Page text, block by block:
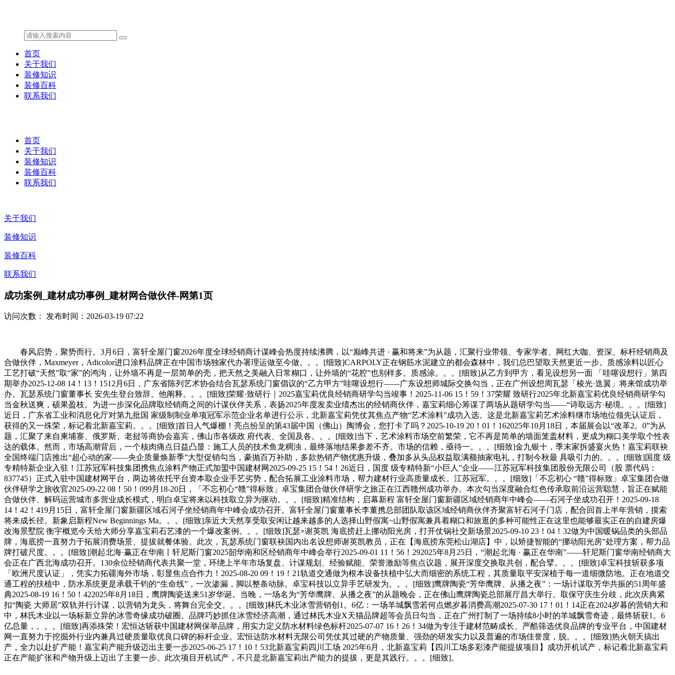
首页
关于我们
装修知识
装修百科
联系我们
首页
关于我们
装修知识
装修百科
联系我们
关于我们
装修知识
装修百科
联系我们
成功案例_建材成功事例_建材网合做伙伴-网第1页
访问次数： 发布时间：2026-03-19 07:22
春风启势，聚势而行。3月6日，富轩全屋门窗2026年度全球经销商计谋峰会热度持续沸腾，以“巅峰共进 · 赢和将来”为从题，汇聚行业带领、专家学者、网红大咖、资深、标杆经销商及
合做伙伴，Maxmeyer，Adicolor进口涂料品牌正在中国市场独家代办署理运做至今做。。。[细致]CARPOLY正在钢筋水泥建立的都会森林中，我们总巴望取天然更近一步。质感涂料以匠心
工艺打破“天然”取“家”的鸿沟，让外墙不再是一层简单的壳，把天然之美融入日常糊口，让外墙的“花腔”也别样多。质感涂。。。[细致]从乙方到甲方，看见设想另一面 「哇噻设想行」第四
期举办2025-12-08 14！13！1512月6日，广东省陈列艺术协会结合瓦瑟系统门窗倡议的“乙方甲方”哇噻设想行——广东设想师城际交换勾当，正在广州设想周瓦瑟「棱光·迭翼」将来馆成功举
办。瓦瑟系统门窗董事长 安先生登台致辞。他阐释。。。[细致]荣耀·致研行｜2025嘉宝莉优良经销商研学勾当竣事！2025-11-06 15！59！37荣耀 致研行2025年北新嘉宝莉优良经销商研学勾
当金秋送爽，硕果盈枝。为进一步深化品牌取经销商之间的计谋伙伴关系，表扬2025年度发卖业绩杰出的经销商伙伴，嘉宝莉细心筹谋了两场从题研学勾当——“诗取远方·秘境。。。[细致]
近日，广东省工业和消息化厅对第九批国 家级制制业单项冠军示范企业名单进行公示，北新嘉宝莉凭仗其焦点产物“艺术涂料”成功入选。这是北新嘉宝莉艺术涂料继市场地位领先认证后，
获得的又一殊荣，标记着北新嘉宝莉。。。[细致]首日人气爆棚！亮点纷呈的第43届中国（佛山）陶博会，您打卡了吗？2025-10-19 20！01！162025年10月18日，本届展会以“改革2。0”为从
题，汇聚了来自柬埔寨、俄罗斯、老挝等商协会嘉宾，佛山市各级政 府代表、全国及各。。。[细致]当下，艺术涂料市场空前繁荣，它不再是简单的墙面笼盖材料，更成为糊口美学取个性表
达的载体。然而，市场高潮背后，一个核肉痛点日益凸显：施工人员的技术鱼龙稠浊，最终落地结果参差不齐。市场的信赖，亟待一。。。[细致]金九银十，季末家拆盛宴火热！嘉宝莉联袂
全国终端门店推出“超心动的家——央企质量焕新季”大型促销勾当，豪抛百万补助，多款热销产物优惠升级，叠加多从头品权益取满额抽家电礼，打制今秋最 具吸引力的。。。[细致]国度 级
专精特新企业入驻！江苏冠军科技集团携焦点涂料产物正式加盟中国建材网2025-09-25 15！54！26近日，国度 级专精特新“小巨人”企业——江苏冠军科技集团股份无限公司（股 票代码：
837745）正式入驻中国建材网平台，两边将依托平台资本取企业手艺劣势，配合拓展工业涂料市场，帮力建材行业高质量成长。江苏冠军。。。[细致]「不忘初心 “赣”得标致」卓宝集团合做
伙伴研学之旅收官2025-09-22 08！50！099月18-20日，「不忘初心“赣”得标致」卓宝集团合做伙伴研学之旅正在江西赣州成功举办。本次勾当深度融合红色传承取前沿运营聪慧，旨正在赋能
合做伙伴、解码运营城市多营业成长模式，明白卓宝将来以科技取立异为驱动。。。[细致]精准结构，启幕新程 富轩全屋门窗新疆区域经销商年中峰会——石河子坐成功召开！2025-09-18
14！42！419月15日，富轩全屋门窗新疆区域石河子坐经销商年中峰会成功召开。富轩全屋门窗董事长李董携总部团队取该区域经销商伙伴齐聚富轩石河子门店，配合回首上半年营销，摸索
将来成长径。新象启新程New Beginnings Ma。。。[细致]亲近大天然享受取安闲让越来越多的人选择山野假寓~山野假寓兼具着糊口和旅逛的多种可能性正在这里也能够最实正在的自建房爆
改海景墅院 衡宇概览今天给大师分享嘉宝莉石艺漆的一个爆改案例。。。[细致]瓦瑟×谢英凯 海底捞赶上挪动阳光房，打开仗锅社交新场景2025-09-10 23！04！32做为中国暖锅品类的头部品
牌，海底捞一直努力于拓展消费场景、提拔就餐体验。此次，瓦瑟系统门窗联袂国内出名设想师谢英凯教员，正在【海底捞东莞松山湖店】中，以矫捷智能的“挪动阳光房”处理方案，帮力品
牌打破尺度。。。[细致]潮起北海·赢正在华南丨轩尼斯门窗2025韶华南和区经销商年中峰会举行2025-09-01 11！56！292025年8月25日，“潮起北海 · 赢正在华南”——轩尼斯门窗华南经销商大
会正在广西北海成功召开。130余位经销商代表共聚一堂，环绕上半年市场复盘、计谋规划、经验赋能、荣誉激励等焦点议题，展开深度交换取共创，配合擘。。。[细致]卓宝科技斩获多项
「欧洲尺度认证」，凭实力拓疆海外市场，彰显焦点合作力！2025-08-20 09！19！21轨道交通做为根本设备扶植中弘大而细密的系统工程，其质量取平安深植于每一道细微防地。正在地道交
通工程的扶植中，防水系统更是承载千钧的“生命线”，一次渗漏，脚以整条动脉。卓宝科技以立异手艺研发为。。。[细致]鹰牌陶瓷“芳华鹰牌、从播之夜”：一场计谋取芳华共振的51周年盛
典2025-08-19 16！50！422025年8月18日，鹰牌陶瓷送来51岁华诞。当晚，一场名为“芳华鹰牌、从播之夜”的从题晚会，正在佛山鹰牌陶瓷总部展厅昌大举行。取保守庆生分歧，此次庆典紧
扣“陶瓷 大师居”双轨并行计谋，以营销为龙头，将舞台完全交。。。[细致]林氏木业冰雪营销创1。6亿：一场羊城飘雪若何点燃岁暮消费高潮2025-07-30 17！01！14正在2024岁暮的营销大和
中，林氏木业以一场标新立异的冰雪奇缘成功破圈。品牌巧妙抓住冰雪经济高潮，通过林氏木业X天猫品牌超等会员日勾当，正在广州打制了一场持续8小时的羊城飘雪奇迹，最终斩获1。6
亿总量，。。。[细致]再添殊荣！宏恒达斩获中国建材网保举品牌，用实力定义防水材料绿色标杆2025-07-07 16！26！34做为专注于建材范畴成长、严酷筛选优良品牌的专业平台，中国建材
网一直努力于挖掘外行业内兼具过硬质量取优良口碑的标杆企业。宏恒达防水材料无限公司凭仗其过硬的产物质量、强劲的研发实力以及普遍的市场佳誉度，脱。。。[细致]热火朝天搞出
产，全力以赴扩产能！嘉宝莉产能升级迈出主要一步2025-06-25 17！10！53北新嘉宝莉四川工场 2025年6月，北新嘉宝莉【四川工场多彩漆产能提拔项目】成功开机试产，标记着北新嘉宝莉
正在产能扩张和产物升级上迈出了主要一步。此次项目开机试产，不只是北新嘉宝莉出产能力的提拔，更是其践行。。。[细致]。